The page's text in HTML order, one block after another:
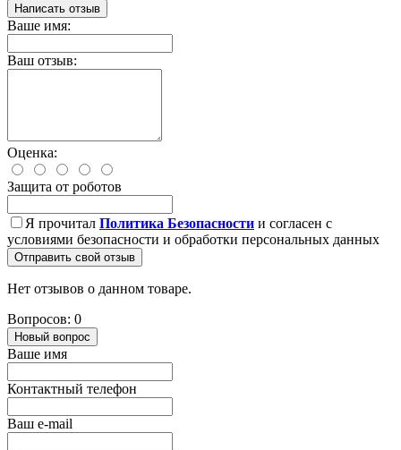
Написать отзыв
Ваше имя:
Ваш отзыв:
Оценка:
Защита от роботов
Я прочитал Политика Безопасности и согласен с
условиями безопасности и обработки персональных данных
Отправить свой отзыв
Нет отзывов о данном товаре.
Вопросов: 0
Новый вопрос
Ваше имя
Контактный телефон
Ваш e-mail